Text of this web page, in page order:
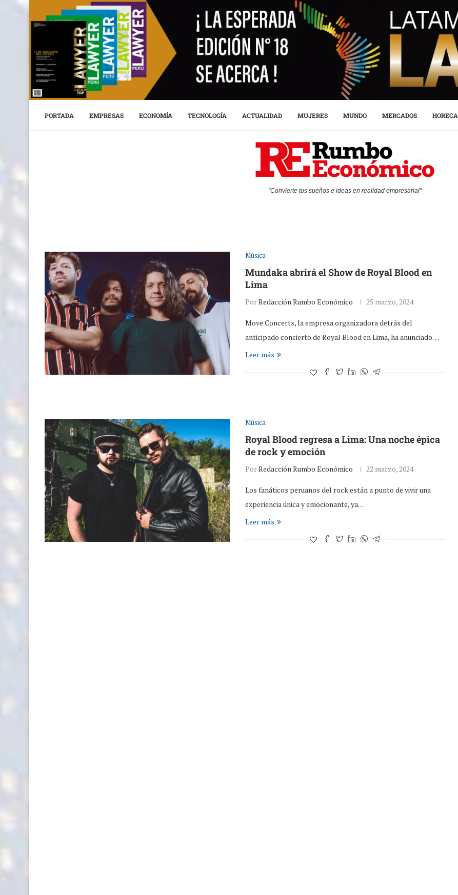
PORTADA EMPRESAS ECONOMÍA TECNOLOGÍA ACTUALIDAD MUJERES MUNDO MERCADOS HORECA
"Convierte tus sueños e ideas en realidad empresarial"
Música
Mundaka abrirá el Show de Royal Blood en
Lima
PorRedacción Rumbo Económico 25 marzo, 2024
Move Concerts, la empresa organizadora detrás del
anticipado concierto de Royal Blood en Lima, ha anunciado…
Leer más
Música
Royal Blood regresa a Lima: Una noche épica
de rock y emoción
PorRedacción Rumbo Económico 22 marzo, 2024
Los fanáticos peruanos del rock están a punto de vivir una
experiencia única y emocionante, ya…
Leer más